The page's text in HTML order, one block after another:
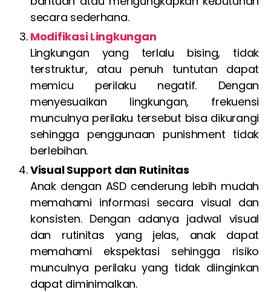
secara sederhana.
Modifikasi Lingkungan
Lingkungan yang terlalu bising, tidak
terstruktur, atau penuh tuntutan dapat
memicu perilaku negatif. Dengan
menyesuaikan lingkungan, frekuensi
munculnya perilaku tersebut bisa dikurangi
sehingga penggunaan punishment tidak
berlebihan.
Visual Support dan Rutinitas
Anak dengan ASD cenderung lebih mudah
memahami informasi secara visual dan
konsisten. Dengan adanya jadwal visual
dan rutinitas yang jelas, anak dapat
memahami ekspektasi sehingga risiko
munculnya perilaku yang tidak diinginkan
dapat diminimalkan.